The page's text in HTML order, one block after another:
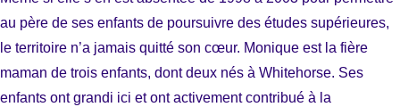
au père de ses enfants de poursuivre des études supérieures,
le territoire n’a jamais quitté son cœur. Monique est la fière
maman de trois enfants, dont deux nés à Whitehorse. Ses
enfants ont grandi ici et ont activement contribué à la